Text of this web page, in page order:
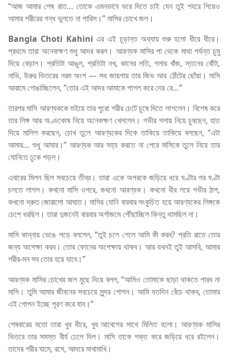
“আজ আমার শেষ রাত… তোকে এমনভাবে ভরে দিতে চাই যেন তুই শহরে গিয়েও
আমার শরীরের গন্ধ ভুলতে না পারিস।” মাসির চোখে জল।
Bangla Choti Kahini এর এই চূড়ান্ত অধ্যায় শুরু হলো ধীরে ধীরে।
প্রথমে তারা অনেকক্ষণ শুধু আদর করল। আরণ্যক মাসির পা থেকে মাথা পর্যন্ত চুমু
দিয়ে বেড়াল। প্রতিটা আঙুল, প্রতিটা নখ, কানের লতি, গলার খাঁজ, স্তনের বোঁটা,
নাভি, উরুর ভিতরের নরম অংশ — সব জায়গায় তার জিভ আর ঠোঁটের ছোঁয়া। মাসি
আরামে গোঙাচ্ছিলেন, “তোর এই আদর আমাকে পাগল করে দেয় রে…”
তারপর মাসি আরণ্যককে শুইয়ে তার পুরো শরীর চেটে চুষে দিতে লাগলেন। বিশেষ করে
তার লিঙ্গ আর অণ্ডকোষ নিয়ে অনেকক্ষণ খেললেন। গভীর গলায় নিয়ে চুষছেন, হাত
দিয়ে মালিশ করছেন, চোখ তুলে আরণ্যকের দিকে তাকিয়ে তাকিয়ে বলছেন, “এটা
আমার… শুধু আমার।” আরণ্যক আর সহ্য করতে না পেরে মাসিকে তুলে নিয়ে তার
যোনিতে ঢুকে পড়ল।
এবারের মিলন ছিল সবচেয়ে তীব্র। তারা একে অপরকে জড়িয়ে ধরে ঘণ্টার পর ঘণ্টা
চলতে লাগল। কখনো মাসি ওপরে, কখনো আরণ্যক। কখনো ধীর লয়ে গভীর ঠাপ,
কখনো দ্রুত জোরালো আঘাত। মাসির যোনি বারবার সংকুচিত হয়ে আরণ্যকের লিঙ্গকে
চেপে ধরছিল। তারা দুজনেই বারবার অর্গাজমে পৌঁছাচ্ছিল কিন্তু থামছিল না।
মাসি কান্নায় ভেঙে পড়ে বললেন, “তুই চলে গেলে আমি কী করব? প্রতি রাতে তোর
জন্য অপেক্ষা করব। তোর ফোনের অপেক্ষায় থাকব। আর যখনই তুই আসবি, আমার
শরীর-মন সব তোর হয়ে যাবে।”
আরণ্যক মাসির চোখের জল মুছে দিয়ে বলল, “আমিও তোমাকে ছাড়া থাকতে পারব না
মাসি। তুমি আমার জীবনের সবচেয়ে সুন্দর গোপন। আমি যতদিন বেঁচে থাকব, তোমার
এই গোপন ইচ্ছে পূরণ করে যাব।”
শেষবারের মতো তারা খুব ধীরে, খুব আবেগের সাথে মিলিত হলো। আরণ্যক মাসির
ভিতরে তার সমস্ত বীর্য ঢেলে দিল। মাসি তাকে শক্ত করে জড়িয়ে ধরে রইলেন।
তাদের শরীর ঘামে, রসে, আদরে মাখামাখি।